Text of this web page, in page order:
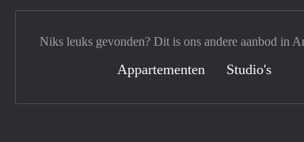
Niks leuks gevonden? Dit is ons andere aanbod in
Appartementen Studio's